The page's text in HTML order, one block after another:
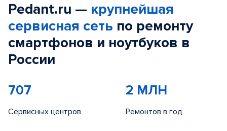
Pedant.ru — крупнейшая
сервисная сеть по ремонту
смартфонов и ноутбуков в
России
707
Сервисных центров
2 МЛН
Ремонтов в год